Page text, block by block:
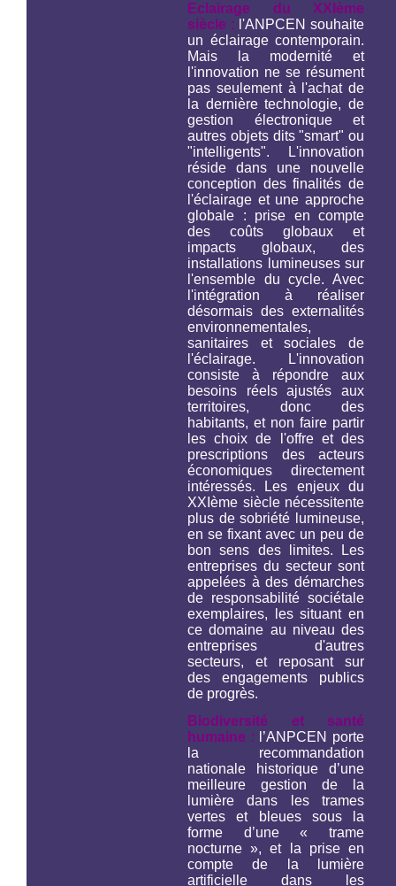
Eclairage du XXIème
siècle : l'ANPCEN souhaite
un éclairage contemporain.
Mais la modernité et
l'innovation ne se résument
pas seulement à l'achat de
la dernière technologie, de
gestion électronique et
autres objets dits "smart" ou
"intelligents". L'innovation
réside dans une nouvelle
conception des finalités de
l'éclairage et une approche
globale : prise en compte
des coûts globaux et
impacts globaux, des
installations lumineuses sur
l'ensemble du cycle. Avec
l'intégration à réaliser
désormais des externalités
environnementales,
sanitaires et sociales de
l'éclairage. L'innovation
consiste à répondre aux
besoins réels ajustés aux
territoires, donc des
habitants, et non faire partir
les choix de l'offre et des
prescriptions des acteurs
économiques directement
intéressés. Les enjeux du
XXIème siècle nécessitente
plus de sobriété lumineuse,
en se fixant avec un peu de
bon sens des limites. Les
entreprises du secteur sont
appelées à des démarches
de responsabilité sociétale
exemplaires, les situant en
ce domaine au niveau des
entreprises d'autres
secteurs, et reposant sur
des engagements publics
de progrès.
Biodiversité et santé
humaine : l’ANPCEN porte
la recommandation
nationale historique d’une
meilleure gestion de la
lumière dans les trames
vertes et bleues sous la
forme d’une « trame
nocturne », et la prise en
compte de la lumière
artificielle dans les